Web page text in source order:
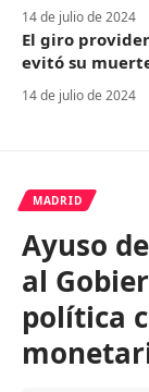
14 de julio de 2024
El giro
evitó su
14 de julio de 2024
MADRID
Ayuso
al
política